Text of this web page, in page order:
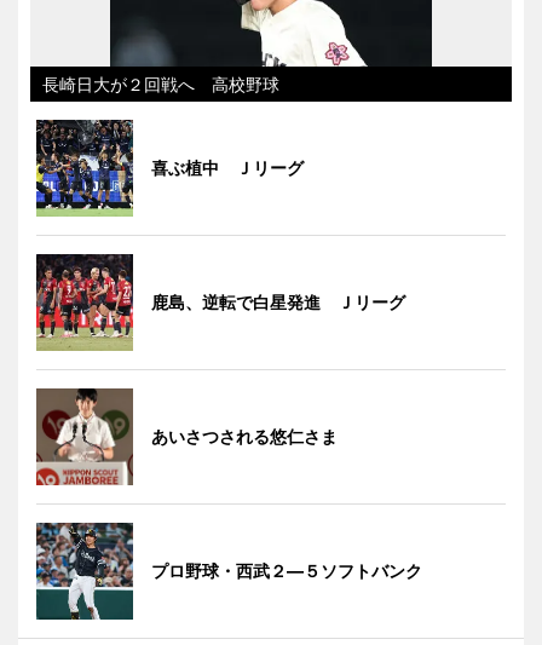
長崎日大が２回戦へ 高校野球
喜ぶ植中 Ｊリーグ
鹿島、逆転で白星発進 Ｊリーグ
あいさつされる悠仁さま
プロ野球・西武２―５ソフトバンク